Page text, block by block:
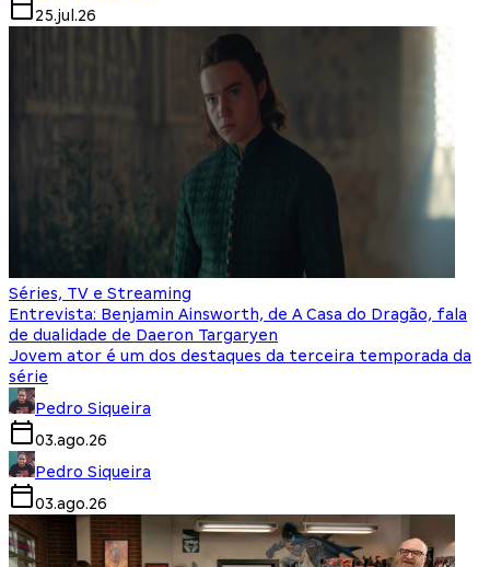
25.jul.26
Séries, TV e Streaming
Entrevista: Benjamin Ainsworth, de A Casa do Dragão, fala
de dualidade de Daeron Targaryen
Jovem ator é um dos destaques da terceira temporada da
série
Pedro Siqueira
03.ago.26
Pedro Siqueira
03.ago.26